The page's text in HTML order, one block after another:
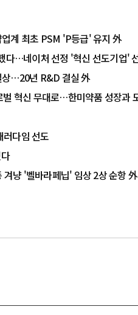
계 최초 PSM 'P등급' 유지 外
다…네이처 선정 '혁신 선도기업'
상…20년 R&D 결실 外
혁신 무대로…한미약품 성장과
다임 선도
겨냥 '벨바라페닙' 임상 2상 순항 外